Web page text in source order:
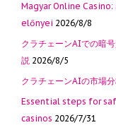
Magyar Online
előnyei 2026/8/8
クラチェーンAIでの暗
説 2026/8/5
クラチェーンAIの市場
Essential steps for
casinos 2026/7/31